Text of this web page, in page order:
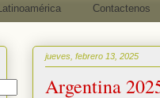
Contactenos
jueves, febrero 13, 2025
Argentina